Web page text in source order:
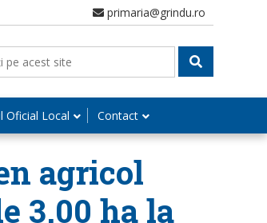
primaria@grindu.ro
Oficial Local Contact
agricol
3,00 ha la